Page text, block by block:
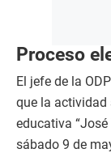
Proceso
El jefe de la
que la actividad
educativa “José
sábado 9 de